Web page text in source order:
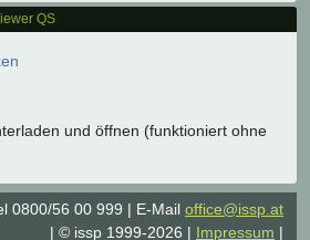
QS
und öffnen (funktioniert ohne
0800/56 00 999 E-Mail office@issp.at
© issp 1999-2026
Impressum